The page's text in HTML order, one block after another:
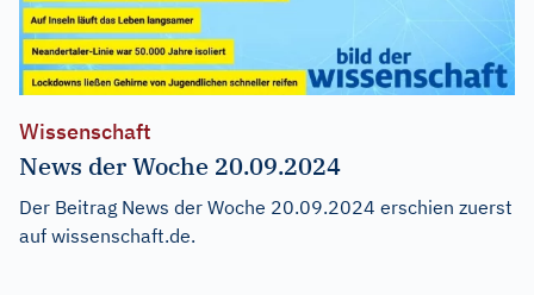
Wissenschaft
News der Woche 20.09.2024
Der Beitrag News der Woche 20.09.2024 erschien zuerst
auf wissenschaft.de.